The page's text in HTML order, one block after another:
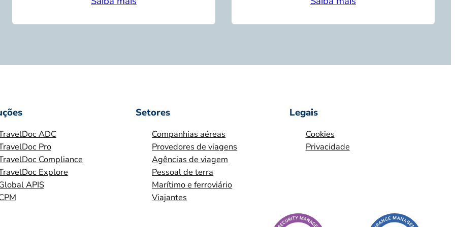
ADC
Pro
Compliance
Explore
APIS
Setores
Companhias aéreas
Provedores de viagens
Agências de viagem
Pessoal de terra
Marítimo e ferroviário
Viajantes
Legais
Cookies
Privacidade